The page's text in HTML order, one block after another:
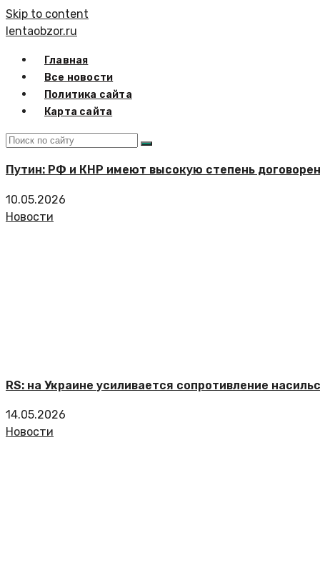
Skip to content
lentaobzor.ru
Главная
Все новости
Политика сайта
Карта сайта
Путин: РФ и КНР имеют высокую степень
10.05.2026
Новости
RS: на Украине усиливается сопротивление
14.05.2026
Новости